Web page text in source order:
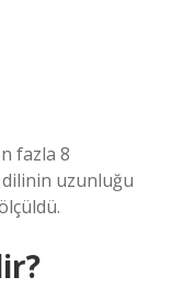
fazla 8
uzunluğu